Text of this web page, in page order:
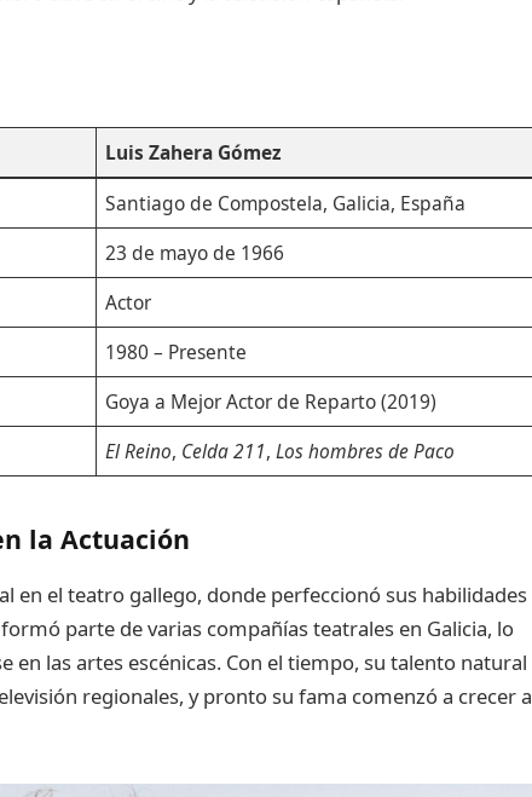
Luis Zahera Gómez
Santiago de Compostela, Galicia, España
23 de mayo de 1966
Actor
1980 – Presente
Goya a Mejor Actor de Reparto (2019)
El Reino, Celda 211,Los hombres de Paco
la Actuación
en el teatro gallego, donde perfeccionó sus habilidades
parte de varias compañías teatrales en Galicia, lo
en las artes escénicas. Con el tiempo, su talento natural
regionales, y pronto su fama comenzó a crecer a